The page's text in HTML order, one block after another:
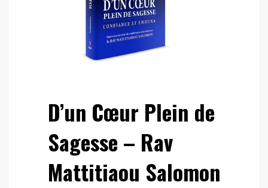
D’un Cœur Plein de
Sagesse – Rav
Mattitiaou Salomon